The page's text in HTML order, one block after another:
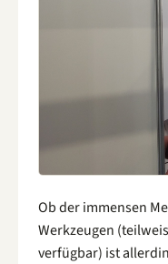
Ob der immensen
Werkzeugen
verfügbar) ist